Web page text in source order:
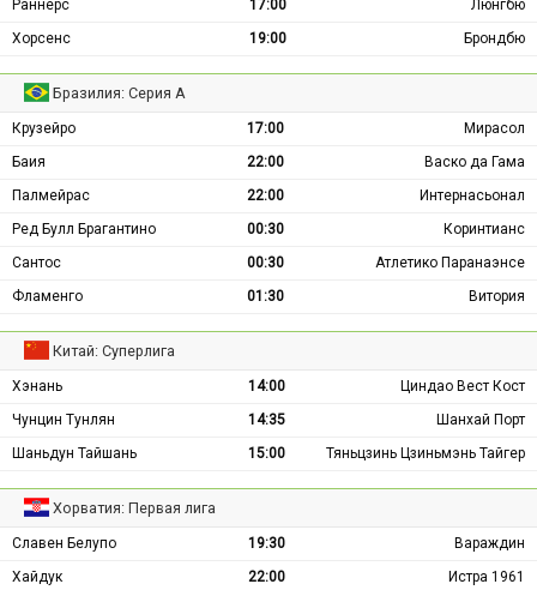
Раннерс 17:00
Люнгбю
Хорсенс
19:00 Брондбю
Бразилия: Серия А
Крузейро 17:00
Мирасол
Баия
22:00
Васко да Гама
Палмейрас
22:00
Интернасьонал
Ред Булл Брагантино
00:30
Коринтианс
Сантос
00:30
Атлетико Паранаэнсе
Фламенго
01:30 Витория
Китай: Суперлига
Хэнань 14:00
Циндао Вест Кост
Чунцин Тунлян
14:35
Шанхай Порт
Шаньдун Тайшань
15:00 Тяньцзинь Цзиньмэнь Тайгер
Хорватия: Первая лига
Славен Белупо 19:30
Вараждин
Хайдук
22:00 Истра 1961